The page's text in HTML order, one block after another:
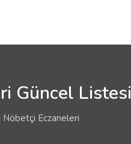
Güncel Listesi
Nöbetçi Eczaneleri